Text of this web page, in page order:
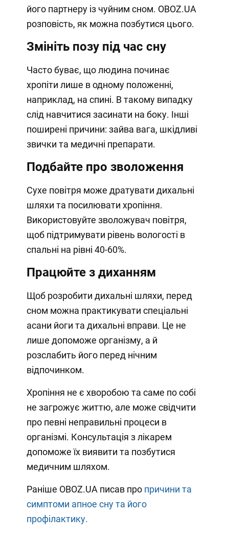
його партнеру із чуйним сном. OBOZ.UA
розповість, як можна позбутися цього.
Змініть позу під час сну
Часто буває, що людина починає
хропіти лише в одному положенні,
наприклад, на спині. В такому випадку
слід навчитися засинати на боку. Інші
поширені причини: зайва вага, шкідливі
звички та медичні препарати.
Подбайте про зволоження
Сухе повітря може дратувати дихальні
шляхи та посилювати хропіння.
Використовуйте зволожувач повітря,
щоб підтримувати рівень вологості в
спальні на рівні 40-60%.
Працюйте з диханням
Щоб розробити дихальні шляхи, перед
сном можна практикувати спеціальні
асани йоги та дихальні вправи. Це не
лише допоможе організму, а й
розслабить його перед нічним
відпочинком.
Хропіння не є хворобою та саме по собі
не загрожує життю, але може свідчити
про певні неправильні процеси в
організмі. Консультація з лікарем
допоможе їх виявити та позбутися
медичним шляхом.
Раніше OBOZ.UA писав про причини та
симптоми апное сну та його
профілактику.